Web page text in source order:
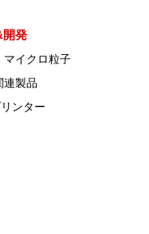
開発
マイクロ粒子
連製品
ンター